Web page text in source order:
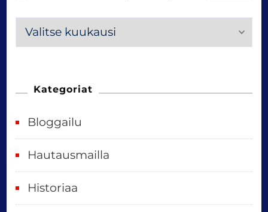
M
e
e
v
u
Kategoriat
Bloggailu
Hautausmailla
Historiaa